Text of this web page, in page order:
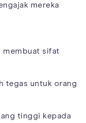
mereka
membuat sifat
tegas untuk orang
tinggi kepada